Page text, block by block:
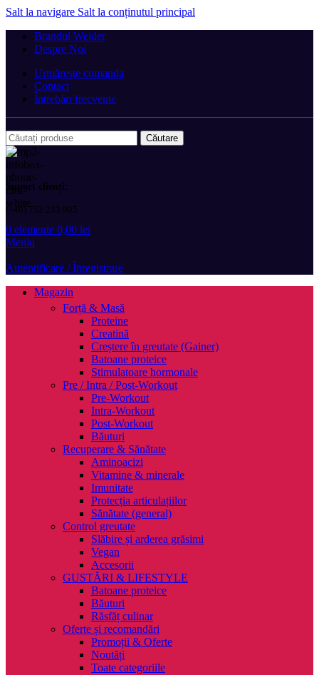
Salt la navigare Salt la conținutul principal
Brandul Weider
Despre Noi
Urmărește comanda
Contact
Întrebări frecvente
Căutare
Suport clienți:
(+40) 752 233 905
0 elemente 0,00 lei
Meniu
Autentificare / Înregistrare
Magazin
Forță & Masă
Proteine
Creatină
Creștere în greutate (Gainer)
Batoane proteice
Stimulatoare hormonale
Pre / Intra / Post-Workout
Pre-Workout
Intra-Workout
Post-Workout
Băuturi
Recuperare & Sănătate
Aminoacizi
Vitamine & minerale
Imunitate
Protecția articulațiilor
Sănătate (general)
Control greutate
Slăbire și arderea grăsimi
Vegan
Accesorii
GUSTĂRI & LIFESTYLE
Batoane proteice
Băuturi
Răsfăț culinar
Oferte și recomandări
Promoții & Oferte
Noutăți
Toate categoriile